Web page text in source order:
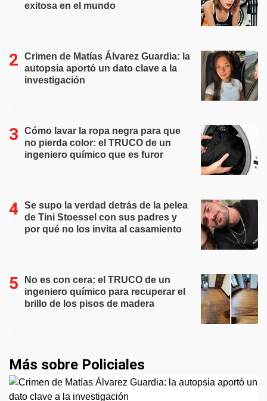
exitosa en el mundo
Crimen de Matías Álvarez Guardia: la
autopsia aportó un dato clave a la
investigación
Cómo lavar la ropa negra para que
no pierda color: el TRUCO de un
ingeniero químico que es furor
Se supo la verdad detrás de la pelea
de Tini Stoessel con sus padres y
por qué no los invita al casamiento
No es con cera: el TRUCO de un
ingeniero químico para recuperar el
brillo de los pisos de madera
Más sobre Policiales